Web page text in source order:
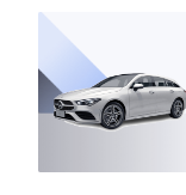
闪银灰
4.65